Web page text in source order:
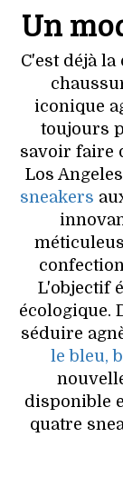
Un
C'est déjà
iconique
toujours
savoir faire
Los
sneakers
L'objectif
écologique.
séduire
le bleu,
disponible
quatre